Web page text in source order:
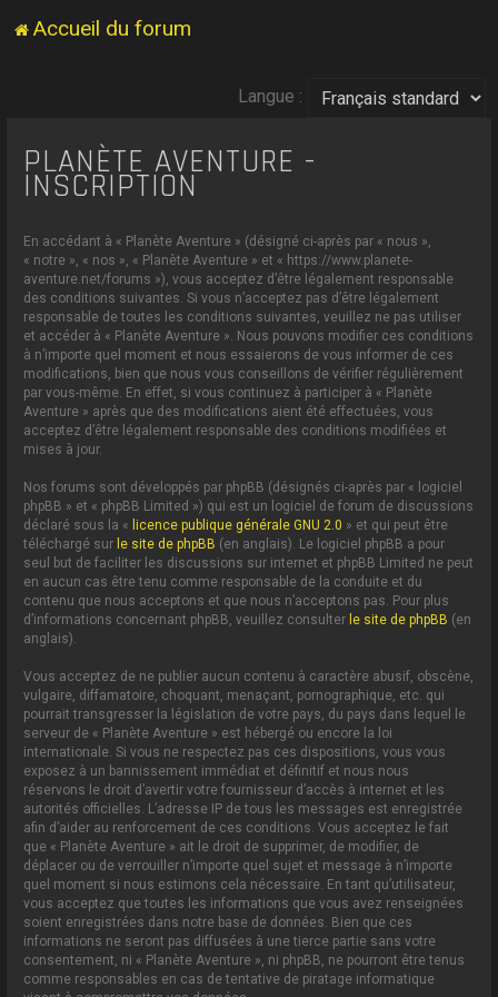
Accueil du forum
Langue :
PLANÈTE AVENTURE -
INSCRIPTION
En accédant à « Planète Aventure » (désigné ci-après par « nous »,
« notre », « nos », « Planète Aventure » et « https://www.planete-
aventure.net/forums »), vous acceptez d’être légalement responsable
des conditions suivantes. Si vous n’acceptez pas d’être légalement
responsable de toutes les conditions suivantes, veuillez ne pas utiliser
et accéder à « Planète Aventure ». Nous pouvons modifier ces conditions
à n’importe quel moment et nous essaierons de vous informer de ces
modifications, bien que nous vous conseillons de vérifier régulièrement
par vous-même. En effet, si vous continuez à participer à « Planète
Aventure » après que des modifications aient été effectuées, vous
acceptez d’être légalement responsable des conditions modifiées et
mises à jour.
Nos forums sont développés par phpBB (désignés ci-après par « logiciel
phpBB » et « phpBB Limited ») qui est un logiciel de forum de discussions
déclaré sous la « licence publique générale GNU 2.0 » et qui peut être
téléchargé sur le site de phpBB (en anglais). Le logiciel phpBB a pour
seul but de faciliter les discussions sur internet et phpBB Limited ne peut
en aucun cas être tenu comme responsable de la conduite et du
contenu que nous acceptons et que nous n’acceptons pas. Pour plus
d’informations concernant phpBB, veuillez consulter le site de phpBB (en
anglais).
Vous acceptez de ne publier aucun contenu à caractère abusif, obscène,
vulgaire, diffamatoire, choquant, menaçant, pornographique, etc. qui
pourrait transgresser la législation de votre pays, du pays dans lequel le
serveur de « Planète Aventure » est hébergé ou encore la loi
internationale. Si vous ne respectez pas ces dispositions, vous vous
exposez à un bannissement immédiat et définitif et nous nous
réservons le droit d’avertir votre fournisseur d’accès à internet et les
autorités officielles. L’adresse IP de tous les messages est enregistrée
afin d’aider au renforcement de ces conditions. Vous acceptez le fait
que « Planète Aventure » ait le droit de supprimer, de modifier, de
déplacer ou de verrouiller n’importe quel sujet et message à n’importe
quel moment si nous estimons cela nécessaire. En tant qu’utilisateur,
vous acceptez que toutes les informations que vous avez renseignées
soient enregistrées dans notre base de données. Bien que ces
informations ne seront pas diffusées à une tierce partie sans votre
consentement, ni « Planète Aventure », ni phpBB, ne pourront être tenus
comme responsables en cas de tentative de piratage informatique